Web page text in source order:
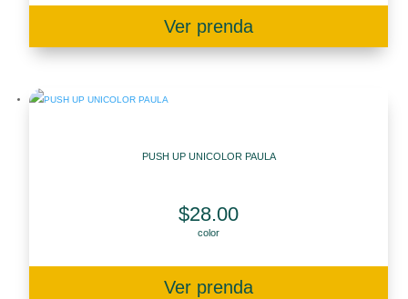
Ver prenda
PUSH UP UNICOLOR PAULA
$28.00
color
Ver prenda